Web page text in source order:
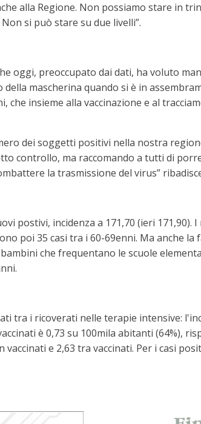
alla Regione. Non possiamo stare in
si può stare su due livelli”.
oggi, preoccupato dai dati, ha voluto
mascherina quando si è in
che insieme alla vaccinazione e al
dei soggetti positivi nella nostra
controllo, ma raccomando a tutti di
la trasmissione del virus”
postivi, incidenza a 171,70 (ieri
poi 35 casi tra i 60-69enni. Ma anche
che frequentano le scuole
tra i ricoverati nelle terapie intensive:
è 0,73 su 100mila abitanti (64%),
e 2,63 tra vaccinati. Per i casi